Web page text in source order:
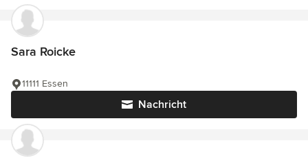
Sara Roicke
Nachricht
11111 Essen